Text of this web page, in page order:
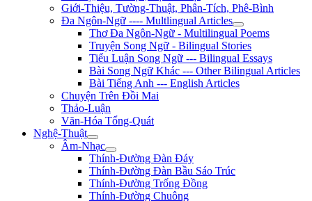
Giới-Thiệu, Tường-Thuật, Phân-Tích, Phê-Bình
Đa Ngôn-Ngữ ---- Multlingual Articles
Thơ Đa Ngôn-Ngữ - Multilingual Poems
Truyện Song Ngữ - Bilingual Stories
Tiểu Luận Song Ngữ --- Bilingual Essays
Bài Song Ngữ Khác --- Other Bilingual Articles
Bài Tiếng Anh --- English Articles
Chuyện Trên Đồi Mai
Thảo-Luận
Văn-Hóa Tổng-Quát
Nghệ-Thuật
Âm-Nhạc
Thính-Đường Đàn Đáy
Thính-Đường Đàn Bầu Sáo Trúc
Thính-Đường Trống Đồng
Thính-Đường Chuông